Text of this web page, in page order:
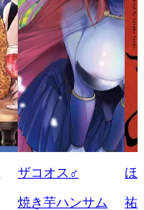
ザコオス♂
焼き芋ハンサム
ほ
祐